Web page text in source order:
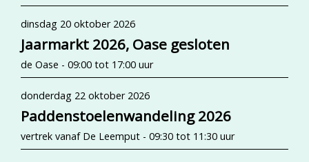
dinsdag 20 oktober 2026
Jaarmarkt 2026, Oase gesloten
de Oase - 09:00 tot 17:00 uur
donderdag 22 oktober 2026
Paddenstoelenwandeling 2026
vertrek vanaf De Leemput - 09:30 tot 11:30 uur